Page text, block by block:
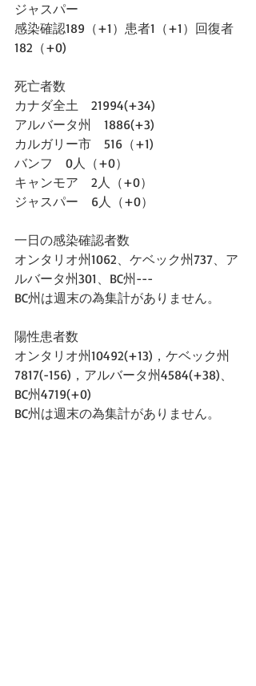
ジャスパー
感染確認189（+1）患者1（+1）回復者
182（+0)
死亡者数
カナダ全土　21994(+34)
アルバータ州　1886(+3)
カルガリー市　516（+1)
バンフ　0人（+0）
キャンモア　2人（+0）
ジャスパー　6人（+0）
一日の感染確認者数
オンタリオ州1062、ケベック州737、ア
ルバータ州301、BC州---
BC州は週末の為集計がありません。
陽性患者数
オンタリオ州10492(+13)，ケベック州
7817(-156)，アルバータ州4584(+38)、
BC州4719(+0)
BC州は週末の為集計がありません。